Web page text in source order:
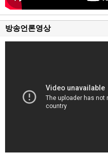
방송언론영상